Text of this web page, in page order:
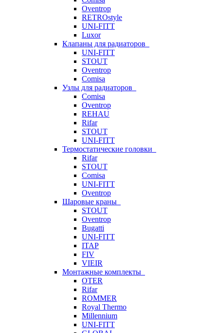
Oventrop
RETROstyle
UNI-FITT
Luxor
Клапаны для радиаторов
UNI-FITT
STOUT
Oventrop
Comisa
Узлы для радиаторов
Comisa
Oventrop
REHAU
Rifar
STOUT
UNI-FITT
Термостатические головки
Rifar
STOUT
Comisa
UNI-FITT
Oventrop
Шаровые краны
STOUT
Oventrop
Bugatti
UNI-FITT
ITAP
FIV
VIEIR
Монтажные комплекты
OTER
Rifar
ROMMER
Royal Thermo
Millennium
UNI-FITT